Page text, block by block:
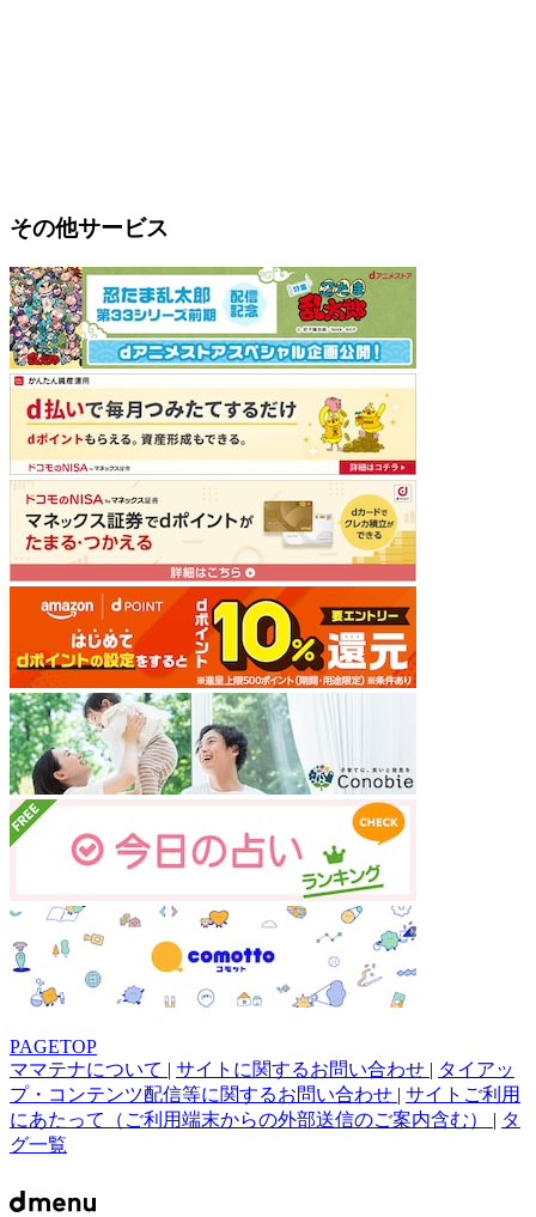
その他サービス
PAGETOP
ママテナについて | サイトに関するお問い合わせ | タイアッ
プ・コンテンツ配信等に関するお問い合わせ | サイトご利用
にあたって（ご利用端末からの外部送信のご案内含む） | タ
グ一覧